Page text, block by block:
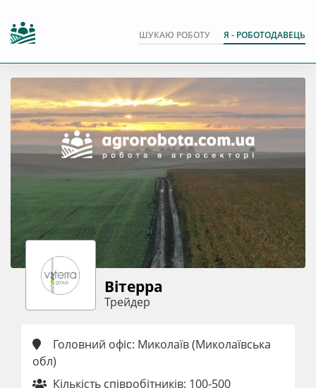
ШУКАЮ РОБОТУ Я - РОБОТОДАВЕЦЬ
Вітерра
Трейдер
Головний офіс: Миколаїв (Миколаївська
обл)
Кількість співробітників: 100-500